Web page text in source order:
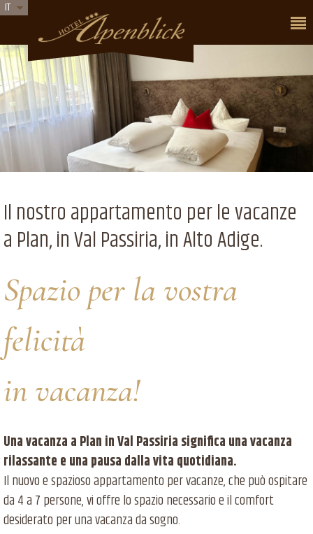
IT
Il nostro appartamento per le vacanze
a Plan, in Val Passiria, in Alto Adige.
Spazio per la vostra
felicità
in vacanza!
Una vacanza a Plan in Val Passiria significa una vacanza
rilassante e una pausa dalla vita quotidiana.
Il nuovo e spazioso appartamento per vacanze, che può ospitare
da 4 a 7 persone, vi offre lo spazio necessario e il comfort
desiderato per una vacanza da sogno.